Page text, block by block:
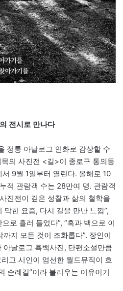
전시로 만나다
정통 아날로그 인화로 감상할 수
의 사진전 <길>이 종로구 통의동
서 9월 1일부터 열린다. 올해로 10
적 관람객 수는 28만여 명. 관람객
진전이 깊은 성찰과 삶의 철학을
막힌 요즘, 다시 길을 만난 느낌”,
로 흘러 들었다”, “흑과 백으로 이
지 모든 것이 조화롭다”. 장인이
날로그 흑백사진, 단편소설만큼
고 시인이 엄선한 월드뮤직이 흐
순례길”이라 불리우는 이유이기